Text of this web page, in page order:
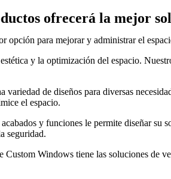
ofrecerá la mejor
opción para mejorar y administrar el
y la optimización del espacio.
de diseños para diversas
el espacio.
y funciones le permite diseñar
seguridad.
Custom Windows tiene las soluciones de